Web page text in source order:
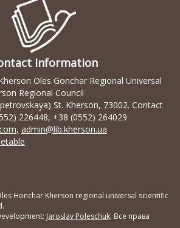
Information
Oles Gonchar Regional Universal
Regional Council
St. Kherson, 73002. Contact
226448, +38 (0552) 264029
, admin@lib.kherson.ua
Honchar Kherson regional universal scientific
Jaroslav Poleschuk. Все права